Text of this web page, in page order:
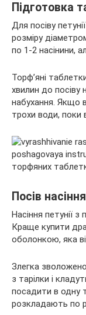
Підготовка
Для посіву
розміру
по 1-2 насінини,
Торф’яні
хвилин до посіву
набухання. Якщо
трохи води, поки
Посів насіння
Насіння петунії з
Краще купити
оболонкою, яка
Злегка
з тарілки і
посадити в одну
розкладають по